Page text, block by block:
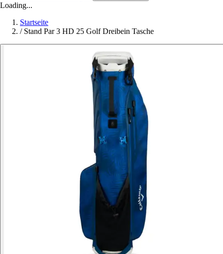
Loading...
Startseite
/ Stand Par 3 HD 25 Golf Dreibein Tasche